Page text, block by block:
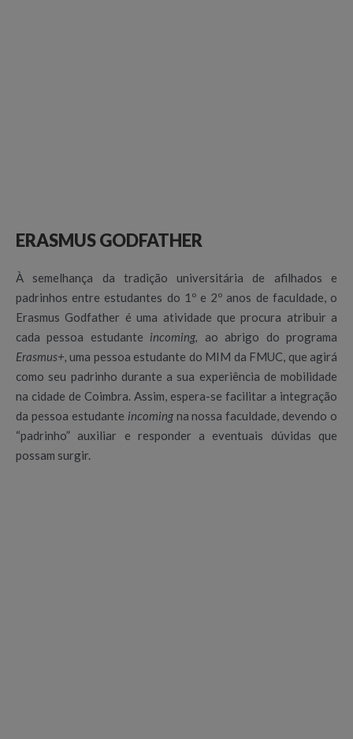
ERASMUS GODFATHER
À semelhança da tradição universitária de afilhados e
padrinhos entre estudantes do 1º e 2º anos de faculdade, o
Erasmus Godfather é uma atividade que procura atribuir a
cada pessoa estudante incoming,
ao abrigo do programa
Erasmus+, uma pessoa estudante do MIM da FMUC, que agirá
como seu padrinho durante a sua experiência de mobilidade
na cidade de Coimbra. Assim, espera-se facilitar a integração
da pessoa estudante incomingna nossa faculdade, devendo o
“padrinho” auxiliar e responder a eventuais dúvidas que
possam surgir.